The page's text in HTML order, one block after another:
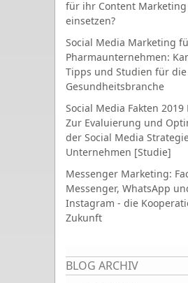
für ihr Content Marketing
einsetzen?
Social Media Marketing
Pharmaunternehmen:
Tipps und Studien für die
Gesundheitsbranche
Social Media Fakten 2019
Zur Evaluierung und
der Social Media
Unternehmen [Studie]
Messenger Marketing:
Messenger, WhatsApp
Instagram - die
Zukunft
BLOG ARCHIV
Seiten